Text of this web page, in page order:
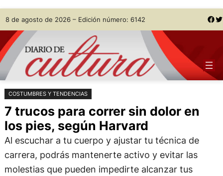
Saltar
al
contenido
Skip
to
content
8 de agosto de 2026 – Edición número: 6142 Facebook Twitter
COSTUMBRES Y TENDENCIAS
7 trucos para correr sin dolor en
los pies, según Harvard
Al escuchar a tu cuerpo y ajustar tu técnica de
carrera, podrás mantenerte activo y evitar las
molestias que pueden impedirte alcanzar tus